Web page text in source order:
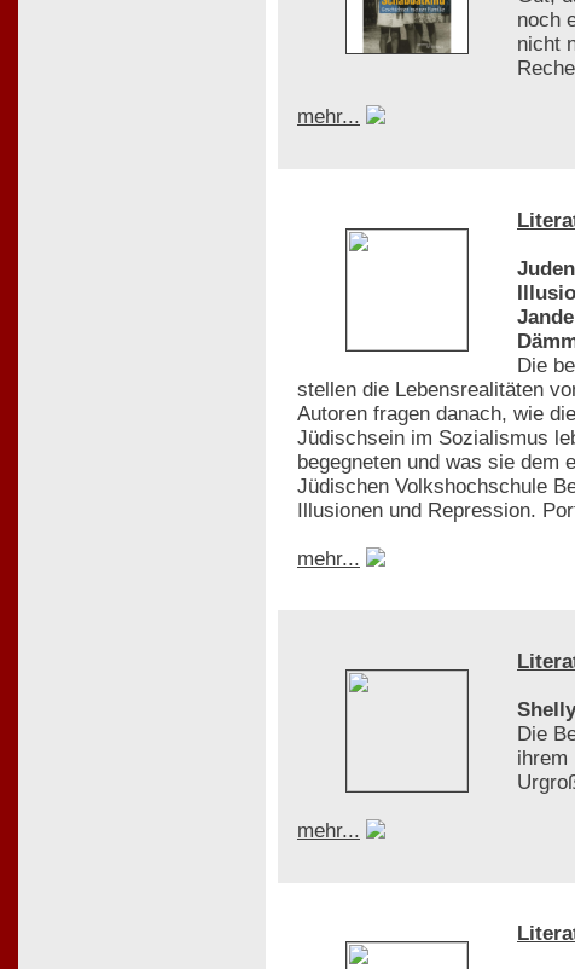
noch
nicht
mehr...
Die
stellen die Lebensrealitäten
Autoren fragen danach, wie
Jüdischsein im Sozialismus
begegneten und was sie dem
Jüdischen Volkshochschule
Illusionen und Repression.
mehr...
Die
ihrem
mehr...